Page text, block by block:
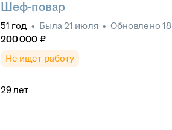
Шеф-повар
51 год • Была 21 июля • Обновлено
200 000 ₽
Не ищет работу
29лет